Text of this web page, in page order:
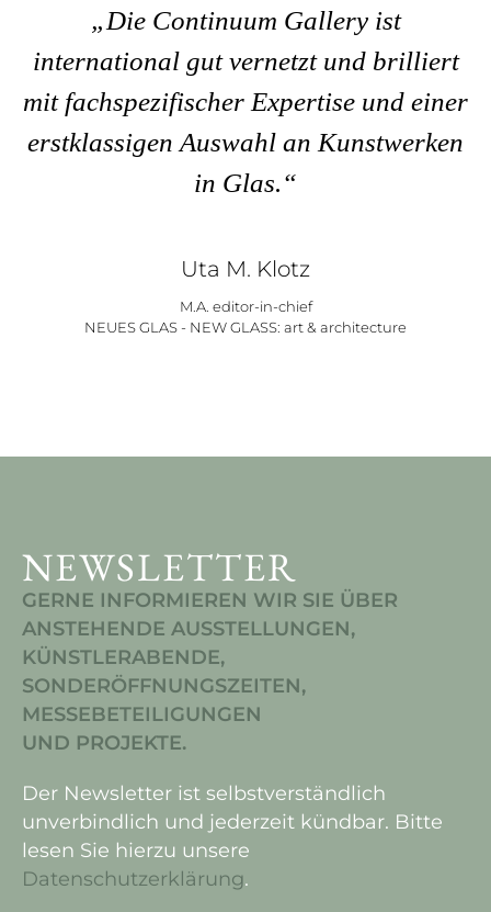
„Die Continuum Gallery ist
international gut vernetzt und brilliert
mit fachspezifischer Expertise und einer
erstklassigen Auswahl an Kunstwerken
in Glas.“
Uta M. Klotz
M.A. editor-in-chief
NEUES GLAS - NEW GLASS: art & architecture
NEWSLETTER
GERNE INFORMIEREN WIR SIE ÜBER
ANSTEHENDE AUSSTELLUNGEN,
KÜNSTLERABENDE,
SONDERÖFFNUNGSZEITEN,
MESSEBETEILIGUNGEN
UND PROJEKTE.
Der Newsletter ist selbstverständlich
unverbindlich und jederzeit kündbar. Bitte
lesen Sie hierzu unsere
Datenschutzerklärung.